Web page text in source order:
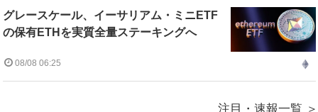
グレースケール、イーサリアム・ミニETF
の保有ETHを実質全量ステーキングへ
08/08 06:25
注目・速報一覧